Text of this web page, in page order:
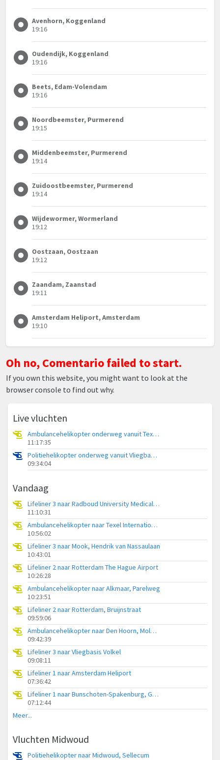
Avenhorn, Koggenland
19:16
Oudendijk, Koggenland
19:16
Beets, Edam-Volendam
19:16
Noordbeemster, Purmerend
19:15
Middenbeemster, Purmerend
19:14
Zuidoostbeemster, Purmerend
19:14
Wijdewormer, Wormerland
19:12
Oostzaan, Oostzaan
19:12
Zaandam, Zaanstad
19:11
Amsterdam Heliport, Amsterdam
19:10
Oh no, Comentario failed to start.
If you own this website, you might want to look at the
browser console to find out why.
Live vluchten
Ambulancehelikopter onderweg vanuit Texel International Airport
11:17:35
Politiehelikopter onderweg vanuit Vliegbasis Volkel
09:34:04
Vandaag
Lifeliner 3 naar Radboud University Medical Center Heliport
11:10:31
Ambulancehelikopter naar Texel International Airport
10:56:02
Lifeliner 3 naar Mook, Hendrik van Nassaulaan
10:43:01
Lifeliner 2 naar Rotterdam The Hague Airport
10:26:28
Ambulancehelikopter naar Alkmaar, Parelweg
10:23:51
Lifeliner 2 naar Rotterdam, Bruijnstraat
09:59:06
Ambulancehelikopter naar Den Hoorn, Molwerk
09:42:39
Lifeliner 3 naar Vliegbasis Volkel
09:08:11
Lifeliner 1 naar Amsterdam Heliport
07:36:42
Lifeliner 1 naar Bunschoten-Spakenburg, Gasthuisweg
07:12:44
Meer...
Vluchten Midwoud
Politiehelikopter naar Midwoud, Sellecum